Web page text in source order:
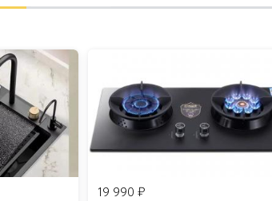
19 990 ₽